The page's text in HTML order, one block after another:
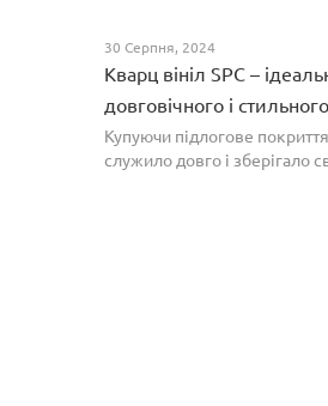
30 Серпня, 2024
Кварц вініл SPC –
довговічного і
PROFLOOR
Купуючи підлогове
служило довго і зберігало